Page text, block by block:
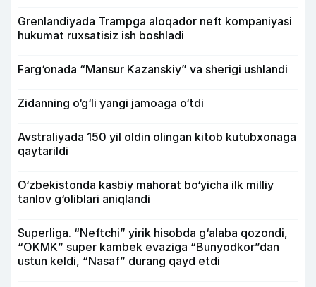
Grenlandiyada Trampga aloqador neft kompaniyasi
hukumat ruxsatisiz ish boshladi
Farg‘onada “Mansur Kazanskiy” va sherigi ushlandi
Zidanning o‘g‘li yangi jamoaga o‘tdi
Avstraliyada 150 yil oldin olingan kitob kutubxonaga
qaytarildi
O‘zbekistonda kasbiy mahorat bo‘yicha ilk milliy
tanlov g‘oliblari aniqlandi
Superliga. “Neftchi” yirik hisobda g‘alaba qozondi,
“OKMK” super kambek evaziga “Bunyodkor”dan
ustun keldi, “Nasaf” durang qayd etdi